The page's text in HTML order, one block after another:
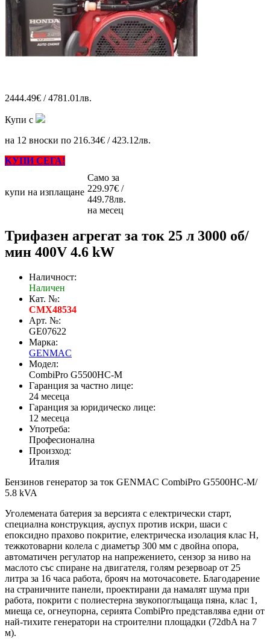
2444.49€ / 4781.01лв.
Купи с
на 12 вноски по 216.34€ / 423.12лв.
КУПИ СЕГА!
купи на изплащане
Само за
229.97€ /
449.78лв.
на месец
Трифазен агрегат за ток 25 л 3000 об/
мин 400V 4.6 kW
Наличност:
Наличен
Кат. №:
CMX48534
Арт. №:
GE07622
Марка:
GENMAC
Модел:
CombiPro G5500HC-M
Гаранция за частно лице:
24 месеца
Гаранция за юридическо лице:
12 месеца
Употреба:
Професионална
Произход:
Италия
Бензинов генератор за ток GENMAC CombiPro G5500HC-M/
5.8 kVA
Уголемената батерия за версията с електрически старт,
специална конструкция, ауспух против искри, шаси с
епоксидно прахово покритие, електрическа изолация клас H,
тежкотоварни колела с диаметър 300 мм с двойна опора,
автоматичен регулатор на напрежението, сензор за ниво на
маслото със спиране на двигателя, голям резервоар от 25
литра за 16 часа работа, брояч на моточасовете. Благодарение
на страничните панели, проектирани да намалят шума при
работа, покрити с полиестерна звукопоглъщаща пяна, клас 1,
миеща се, огнеупорна, серията CombiPro представлява едни от
най-тихите генератори на строителни площадки (72dbA на 7
м).